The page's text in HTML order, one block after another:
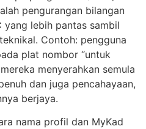
pengurangan bilangan
yang lebih pantas sambil
Contoh: pengguna
plat nombor “untuk
menyerahkan semula
dan juga pencahayaan,
berjaya.
nama profil dan MyKad